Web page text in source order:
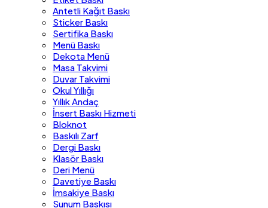
Antetli Kağıt Baskı
Sticker Baskı
Sertifika Baskı
Menü Baskı
Dekota Menü
Masa Takvimi
Duvar Takvimi
Okul Yıllığı
Yıllık Andaç
İnsert Baskı Hizmeti
Bloknot
Baskılı Zarf
Dergi Baskı
Klasör Baskı
Deri Menü
Davetiye Baskı
İmsakiye Baskı
Sunum Baskısı